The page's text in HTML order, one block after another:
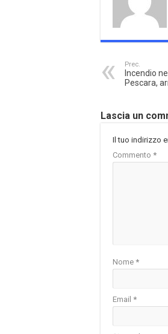
Prec.
Incendio
Pescara,
Lascia un
Il tuo indirizzo
Commento *
Nome *
Email *